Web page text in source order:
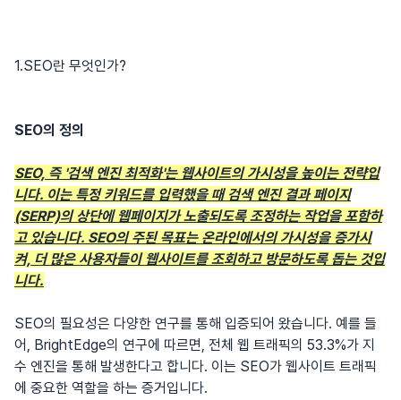
1.SEO란 무엇인가?
SEO의 정의
SEO, 즉 '검색 엔진 최적화'는 웹사이트의 가시성을 높이는 전략입
니다. 이는 특정 키워드를 입력했을 때 검색 엔진 결과 페이지
(SERP)의 상단에 웹페이지가 노출되도록 조정하는 작업을 포함하
고 있습니다. SEO의 주된 목표는 온라인에서의 가시성을 증가시
켜, 더 많은 사용자들이 웹사이트를 조회하고 방문하도록 돕는 것입
니다.
SEO의 필요성은 다양한 연구를 통해 입증되어 왔습니다. 예를 들
어, BrightEdge의 연구에 따르면, 전체 웹 트래픽의 53.3%가 지
수 엔진을 통해 발생한다고 합니다. 이는 SEO가 웹사이트 트래픽
에 중요한 역할을 하는 증거입니다.